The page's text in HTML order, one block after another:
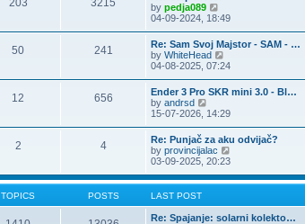
p
o
s
t
t
e
s
t
p
o
s
t
h
e
l
a
e
s
t
p
o
s
t
203 3215
by pedja089
i
w
t
h
e
l
a
e
s
t
p
o
s
t
04-09-2024, 18:49
50 241
Re: Sam Svoj Majstor - SAM - …
by WhiteHead
i
w
t
h
e
l
a
t
e
s
t
o
s
04-08-2025, 07:24
12 656
Ender 3 Pro SKR mini 3.0 - Bl…
by andrsd
i
t
h
e
l
a
e
s
15-07-2026, 14:29
2 4
Re: Punjač za aku odvijač?
by provincijalac
w
e
03-09-2025, 20:23
TOPICS POSTS LAST POST
Re: Spajanje: solarni kolekto…